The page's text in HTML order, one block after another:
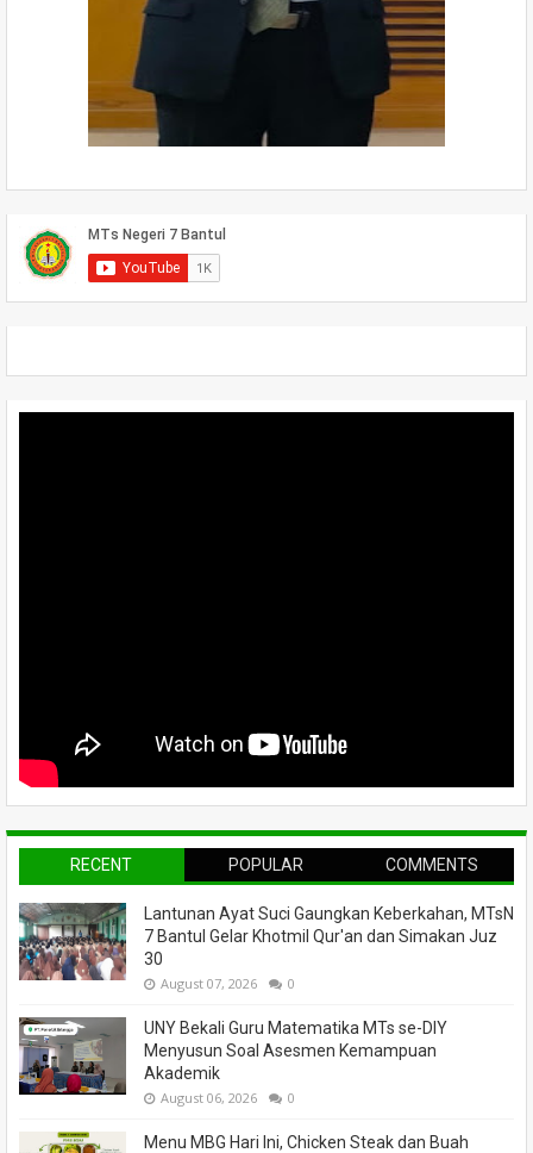
RECENT POPULAR COMMENTS
Lantunan Ayat Suci Gaungkan Keberkahan, MTsN
7 Bantul Gelar Khotmil Qur'an dan Simakan Juz
30
August 07, 2026 0
UNY Bekali Guru Matematika MTs se-DIY
Menyusun Soal Asesmen Kemampuan
Akademik
August 06, 2026 0
Menu MBG Hari Ini, Chicken Steak dan Buah